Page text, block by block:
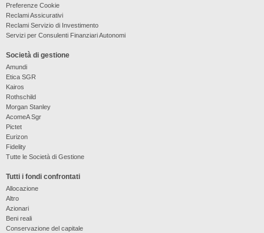
Preferenze Cookie
Reclami Assicurativi
Reclami Servizio di Investimento
Servizi per Consulenti Finanziari Autonomi
Società di gestione
Amundi
Etica SGR
Kairos
Rothschild
Morgan Stanley
AcomeA Sgr
Pictet
Eurizon
Fidelity
Tutte le Società di Gestione
Tutti i fondi confrontati
Allocazione
Altro
Azionari
Beni reali
Conservazione del capitale